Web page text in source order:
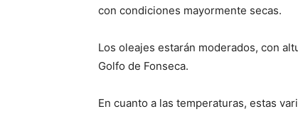
con condiciones mayormente secas.
Los oleajes estarán moderados, con
Golfo de Fonseca.
En cuanto a las temperaturas, estas